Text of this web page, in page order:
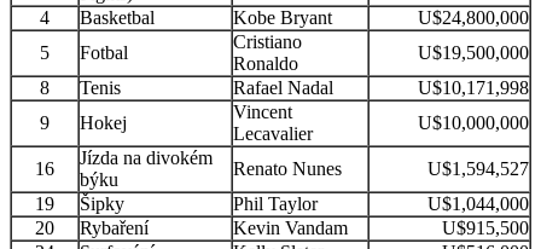
4 Basketbal Kobe Bryant
U$24,800,000
5
Fotbal
Cristiano
Ronaldo
U$19,500,000
8
Tenis Rafael Nadal
U$10,171,998
9
Hokej
Vincent
Lecavalier
U$10,000,000
16
Jízda na divokém
býku
Renato Nunes
U$1,594,527
19
Šipky Phil Taylor
U$1,044,000
20
Rybaření Kevin Vandam
U$915,500